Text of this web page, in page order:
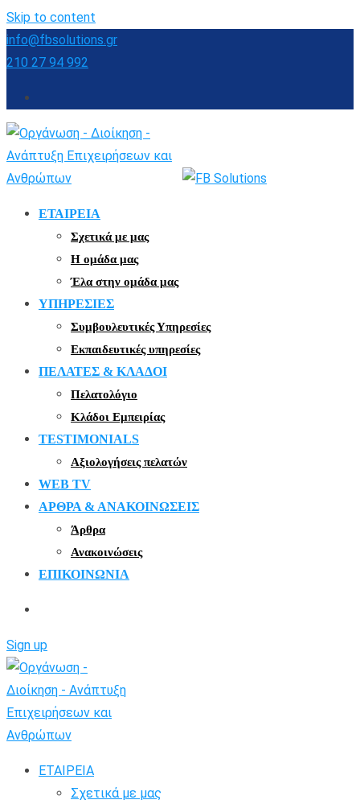
Skip to content
info@fbsolutions.gr
210 27 94 992
ΕΤΑΙΡΕΙΑ
Σχετικά με μας
Η ομάδα μας
Έλα στην ομάδα μας
ΥΠΗΡΕΣΙΕΣ
Συμβουλευτικές Υπηρεσίες
Εκπαιδευτικές υπηρεσίες
ΠΕΛΑΤΕΣ & ΚΛΑΔΟΙ
Πελατολόγιο
Κλάδοι Εμπειρίας
TESTIMONIALS
Αξιολογήσεις πελατών
WEB TV
ΑΡΘΡΑ & ΑΝΑΚΟΙΝΩΣΕΙΣ
Άρθρα
Ανακοινώσεις
ΕΠΙΚΟΙΝΩΝΙΑ
Sign up
ΕΤΑΙΡΕΙΑ
Σχετικά με μας